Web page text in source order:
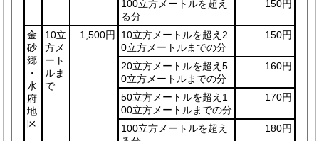
100立方メートルを超え
る分
150円
金
砂
郷
・
水
府
地
区
10立
方メ
ート
ルま
で
1,500円
10立方メートルを超え2
0立方メートルまでの分
150円
20立方メートルを超え5
0立方メートルまでの分
160円
50立方メートルを超え1
00立方メートルまでの分
170円
100立方メートルを超え
180円